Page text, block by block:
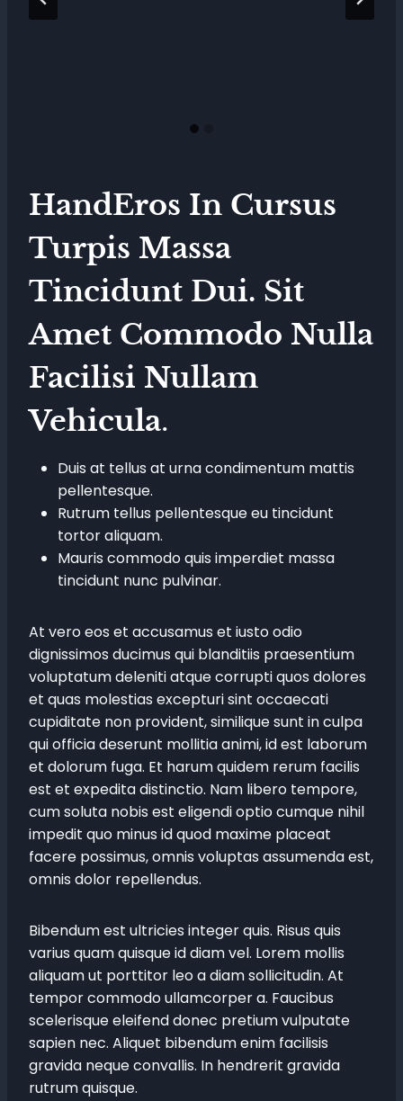
HandEros In Cursus
Turpis Massa
Tincidunt Dui. Sit
Amet Commodo Nulla
Facilisi Nullam
Vehicula.
Duis at tellus at urna condimentum mattis
pellentesque.
Rutrum tellus pellentesque eu tincidunt
tortor aliquam.
Mauris commodo quis imperdiet massa
tincidunt nunc pulvinar.
At vero eos et accusamus et iusto odio
dignissimos ducimus qui blanditiis praesentium
voluptatum deleniti atque corrupti quos dolores
et quas molestias excepturi sint occaecati
cupiditate non provident, similique sunt in culpa
qui officia deserunt mollitia animi, id est laborum
et dolorum fuga. Et harum quidem rerum facilis
est et expedita distinctio. Nam libero tempore,
cum soluta nobis est eligendi optio cumque nihil
impedit quo minus id quod maxime placeat
facere possimus, omnis voluptas assumenda est,
omnis dolor repellendus.
Bibendum est ultricies integer quis. Risus quis
varius quam quisque id diam vel. Lorem mollis
aliquam ut porttitor leo a diam sollicitudin. At
tempor commodo ullamcorper a. Faucibus
scelerisque eleifend donec pretium vulputate
sapien nec. Aliquet bibendum enim facilisis
gravida neque convallis. In hendrerit gravida
rutrum quisque.